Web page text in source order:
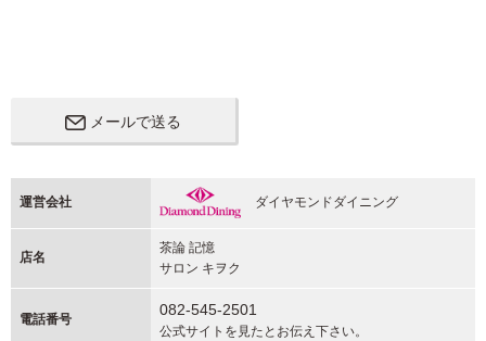
メールで送る
運営会社 ダイヤモンドダイニング
店名
茶論 記憶
サロン キヲク
電話番号
082-545-2501
公式サイトを見たとお伝え下さい。